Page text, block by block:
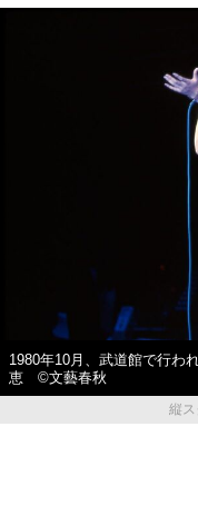
1980年10月、武道館で行わ
恵 ©️文藝春秋
縦